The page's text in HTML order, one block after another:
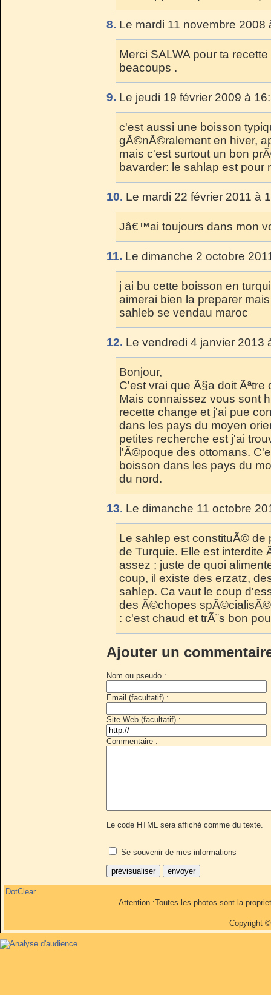
8. Le mardi 11 novembre
Merci SALWA pour ta
beacoups .
9. Le jeudi 19 février 2009 à
c'est aussi une boisson
gÃ©nÃ©ralement en hiver,
mais c'est surtout un bon
bavarder: le sahlap est
10. Le mardi 22 février 2011 à
Jâ€™ai toujours dans mon
11. Le dimanche 2 octobre
j ai bu cette boisson en
aimerai bien la preparer
sahleb se vendau maroc
12. Le vendredi 4 janvier 2013
Bonjour,
C'est vrai que Ã§a doit Ãªtre
Mais connaissez vous sont
recette change et j'ai pue
dans les pays du moyen
petites recherche est j'ai
l'Ã©poque des ottomans.
boisson dans les pays du
du nord.
13. Le dimanche 11 octobre
Le sahlep est constituÃ©
de Turquie. Elle est interdite
assez ; juste de quoi
coup, il existe des erzatz,
sahlep. Ca vaut le coup
des Ã©chopes
: c'est chaud et trÃ¨s bon
Ajouter un
Nom ou pseudo :
Email (facultatif) :
Site Web (facultatif) :
Commentaire :
Le code HTML sera affiché comme du texte.
Se souvenir de mes informations
DotClear
Attention :Toutes les photos sont la
Copyright